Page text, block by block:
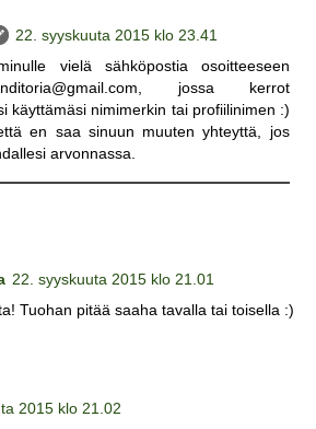
22. syyskuuta 2015 klo 23.41
vielä sähköpostia osoitteeseen
jossa kerrot
käyttämäsi nimimerkin tai profiilinimen :)
en saa sinuun muuten yhteyttä, jos
arvonnassa.
22. syyskuuta 2015 klo 21.01
Tuohan pitää saaha tavalla tai toisella :)
2015 klo 21.02